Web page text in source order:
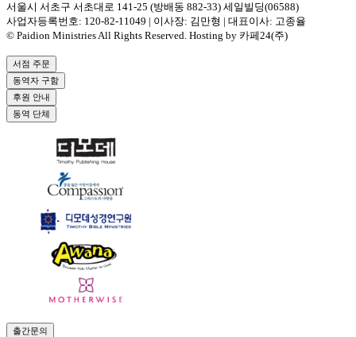
서울시 서초구 서초대로 141-25 (방배동 882-33) 세일빌딩(06588)
사업자등록번호: 120-82-11049 | 이사장: 김만형 | 대표이사: 고종율
© Paidion Ministries All Rights Reserved. Hosting by 카페24(주)
서점 주문
동역자 구함
후원 안내
동역 단체
출간문의